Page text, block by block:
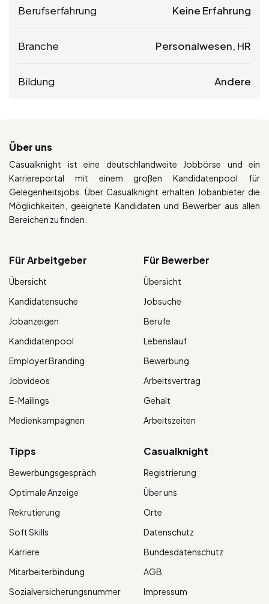
Berufserfahrung Keine Erfahrung
Branche Personalwesen, HR
Bildung Andere
Über uns
Casualknight ist eine deutschlandweite Jobbörse und ein
Karriereportal mit einem großen Kandidatenpool für
Gelegenheitsjobs. Über Casualknight erhalten Jobanbieter die
Möglichkeiten, geeignete Kandidaten und Bewerber aus allen
Bereichen zu finden.
Für Arbeitgeber
Übersicht
Kandidatensuche
Jobanzeigen
Kandidatenpool
Employer Branding
Jobvideos
E-Mailings
Medienkampagnen
Für Bewerber
Übersicht
Jobsuche
Berufe
Lebenslauf
Bewerbung
Arbeitsvertrag
Gehalt
Arbeitszeiten
Tipps
Bewerbungsgespräch
Optimale Anzeige
Rekrutierung
Soft Skills
Karriere
Mitarbeiterbindung
Sozialversicherungsnummer
Casualknight
Registrierung
Über uns
Orte
Datenschutz
Bundesdatenschutz
AGB
Impressum